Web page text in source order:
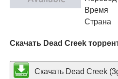
Время
Страна
Скачать Dead Creek
Скачать Dead Creek